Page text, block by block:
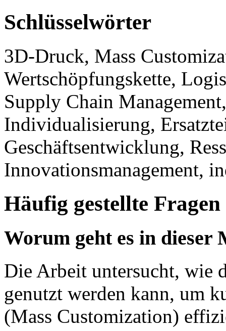
Schlüsselwörter
3D-Druck, Mass
Wertschöpfungskette,
Supply Chain
Individualisierung,
Geschäftsentwicklung,
Innovationsmanagement,
Häufig gestellte Fragen
Worum geht es in
Die Arbeit untersucht, wie
genutzt werden kann, um
(Mass Customization)